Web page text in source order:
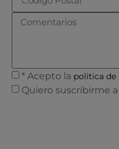
* Acepto la politica de
Quiero suscribirme